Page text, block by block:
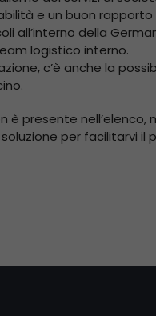
e un buon
all’interno della
logistico interno.
c’è anche la
è presente
per facilitarvi il